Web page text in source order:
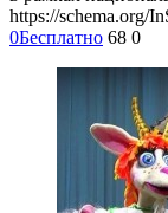
https://schema.org/
0Бесплатно 68 0